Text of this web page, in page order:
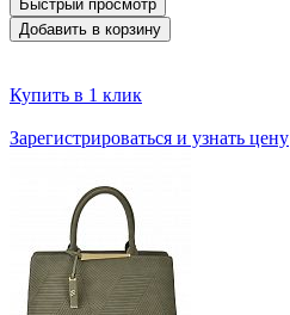
Быстрый просмотр
Добавить в корзину
Купить в 1 клик
Зарегистрироваться и узнать цену